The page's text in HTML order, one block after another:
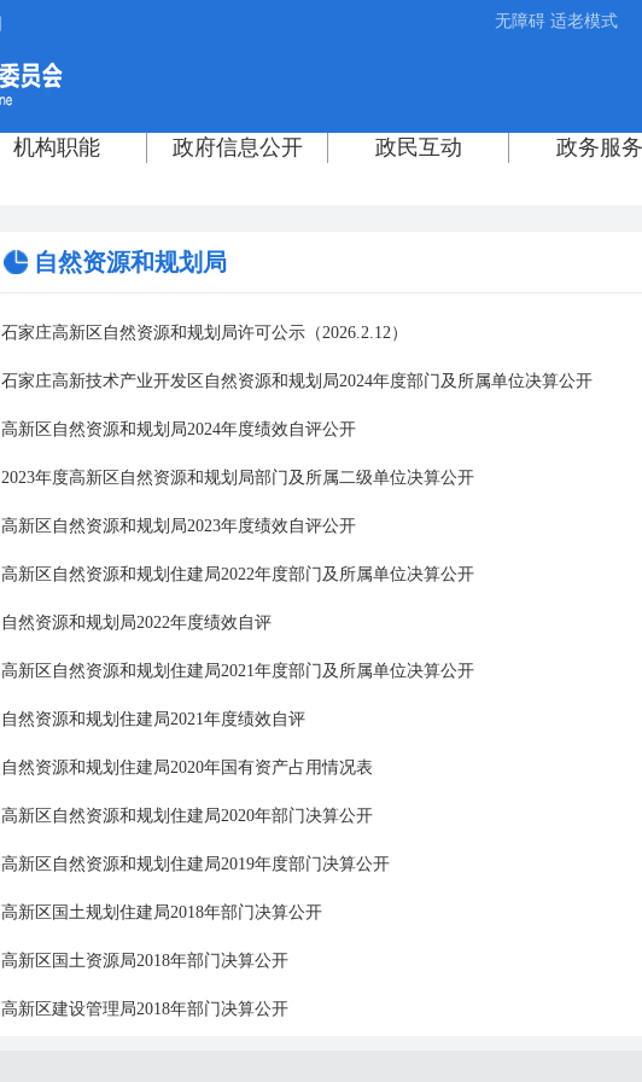
无障碍 适老模式
自然资源和规划局
石家庄高新区自然资源和规划局许可公示（2026.2.12）
石家庄高新技术产业开发区自然资源和规划局2024年度部门及所属单位决算公开
高新区自然资源和规划局2024年度绩效自评公开
2023年度高新区自然资源和规划局部门及所属二级单位决算公开
高新区自然资源和规划局2023年度绩效自评公开
高新区自然资源和规划住建局2022年度部门及所属单位决算公开
自然资源和规划局2022年度绩效自评
高新区自然资源和规划住建局2021年度部门及所属单位决算公开
自然资源和规划住建局2021年度绩效自评
自然资源和规划住建局2020年国有资产占用情况表
高新区自然资源和规划住建局2020年部门决算公开
高新区自然资源和规划住建局2019年度部门决算公开
高新区国土规划住建局2018年部门决算公开
高新区国土资源局2018年部门决算公开
高新区建设管理局2018年部门决算公开